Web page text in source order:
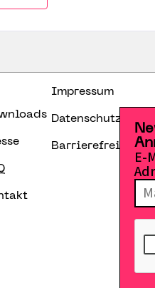
Impressum
E-